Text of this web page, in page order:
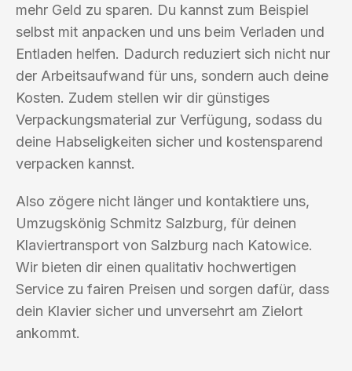
mehr Geld zu sparen. Du kannst zum Beispiel
selbst mit anpacken und uns beim Verladen und
Entladen helfen. Dadurch reduziert sich nicht nur
der Arbeitsaufwand für uns, sondern auch deine
Kosten. Zudem stellen wir dir günstiges
Verpackungsmaterial zur Verfügung, sodass du
deine Habseligkeiten sicher und kostensparend
verpacken kannst.
Also zögere nicht länger und kontaktiere uns,
Umzugskönig Schmitz Salzburg, für deinen
Klaviertransport von Salzburg nach Katowice.
Wir bieten dir einen qualitativ hochwertigen
Service zu fairen Preisen und sorgen dafür, dass
dein Klavier sicher und unversehrt am Zielort
ankommt.